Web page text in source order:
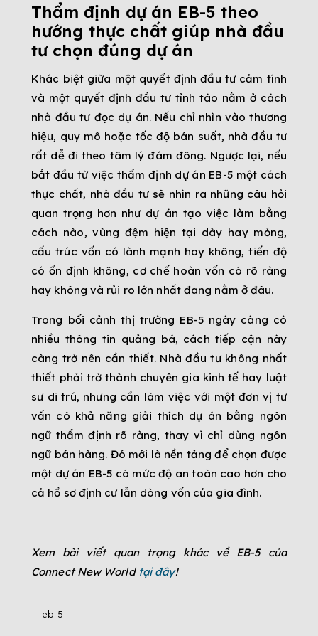
Thẩm định dự án EB-5 theo
hướng thực chất giúp nhà đầu
tư chọn đúng dự án
Khác biệt giữa một quyết định đầu tư cảm tính
và một quyết định đầu tư tỉnh táo nằm ở cách
nhà đầu tư đọc dự án. Nếu chỉ nhìn vào thương
hiệu, quy mô hoặc tốc độ bán suất, nhà đầu tư
rất dễ đi theo tâm lý đám đông. Ngược lại, nếu
bắt đầu từ việc thẩm định dự án EB-5 một cách
thực chất, nhà đầu tư sẽ nhìn ra những câu hỏi
quan trọng hơn như dự án tạo việc làm bằng
cách nào, vùng đệm hiện tại dày hay mỏng,
cấu trúc vốn có lành mạnh hay không, tiến độ
có ổn định không, cơ chế hoàn vốn có rõ ràng
hay không và rủi ro lớn nhất đang nằm ở đâu.
Trong bối cảnh thị trường EB-5 ngày càng có
nhiều thông tin quảng bá, cách tiếp cận này
càng trở nên cần thiết. Nhà đầu tư không nhất
thiết phải trở thành chuyên gia kinh tế hay luật
sư di trú, nhưng cần làm việc với một đơn vị tư
vấn có khả năng giải thích dự án bằng ngôn
ngữ thẩm định rõ ràng, thay vì chỉ dùng ngôn
ngữ bán hàng. Đó mới là nền tảng để chọn được
một dự án EB-5 có mức độ an toàn cao hơn cho
cả hồ sơ định cư lẫn dòng vốn của gia đình.
Xem bài viết quan trọng khác về EB-5 của
Connect New World tại đây!
eb-5